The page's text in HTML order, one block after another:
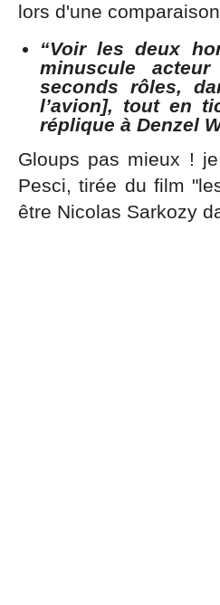
lors d'une
“Voir les deux
minuscule
seconds rôles,
l’avion], tout en
réplique à Denzel
Gloups pas mieux !
Pesci, tirée du film
être Nicolas Sarkozy